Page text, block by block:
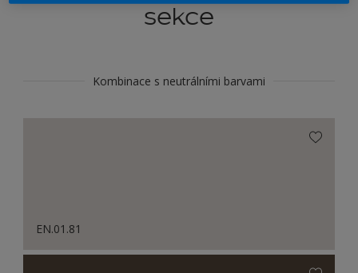
sekce
Kombinace s neutrálními barvami
EN.01.81